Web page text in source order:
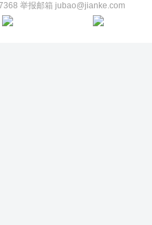
举报邮箱 jubao@jianke.com